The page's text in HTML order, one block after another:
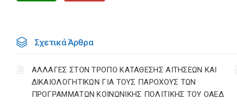
Σχετικά Άρθρα
ΑΛΛΑΓΕΣ ΣΤΟΝ ΤΡΟΠΟ ΚΑΤΑΘΕΣΗΣ ΑΙΤΗΣΕΩΝ ΚΑΙ
ΔΙΚΑΙΟΛΟΓΗΤΙΚΩΝ ΓΙΑ ΤΟΥΣ ΠΑΡΟΧΟΥΣ ΤΩΝ
ΠΡΟΓΡΑΜΜΑΤΩΝ ΚΟΙΝΩΝΙΚΗΣ ΠΟΛΙΤΙΚΗΣ ΤΟΥ ΟΑΕΔ